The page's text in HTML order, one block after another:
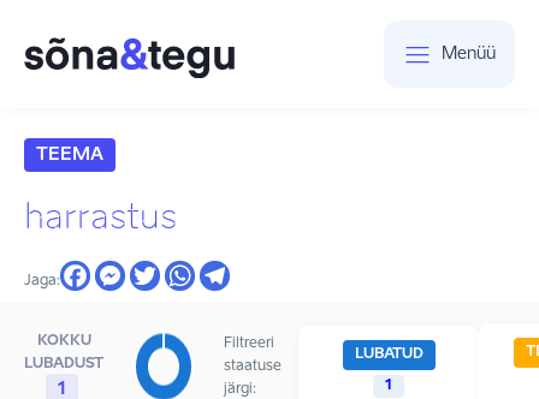
Menüü
TEEMA
harrastus
Jaga:
KOKKU
LUBADUST
1
Filtreeri
staatuse
järgi:
LUBATUD
1